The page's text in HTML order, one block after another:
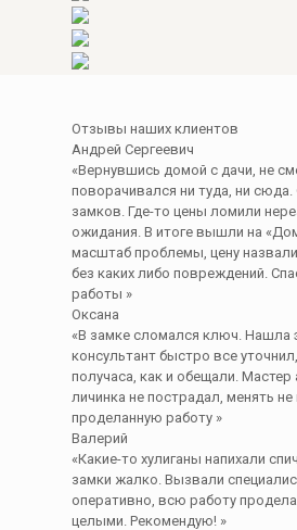
Отзывы наших клиентов
Андрей Сергеевич
«Вернувшись домой с дачи, не
поворачивался ни туда, ни
замков. Где-то цены ломили
ожидания. В итоге вышли на
масштаб проблемы, цену
без каких либо повреждений.
работы »
Оксана
«В замке сломался ключ. Нашла
консультант быстро все
получаса, как и обещали.
личинка не пострадал, менять
проделанную работу »
Валерий
«Какие-то хулиганы напихали
замки жалко. Вызвали
оперативно, всю работу
целыми. Рекомендую! »